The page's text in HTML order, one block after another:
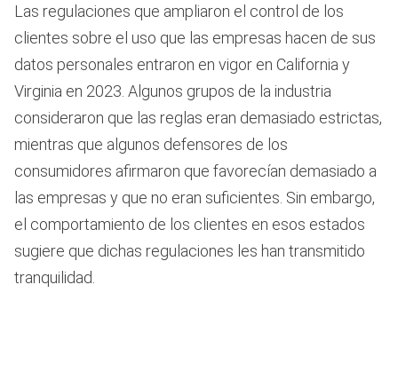
Las regulaciones que ampliaron el control de los
clientes sobre el uso que las empresas hacen de sus
datos personales entraron en vigor en California y
Virginia en 2023. Algunos grupos de la industria
consideraron que las reglas eran demasiado estrictas,
mientras que algunos defensores de los
consumidores afirmaron que favorecían demasiado a
las empresas y que no eran suficientes. Sin embargo,
el comportamiento de los clientes en esos estados
sugiere que dichas regulaciones les han transmitido
tranquilidad.